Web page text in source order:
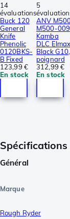
14
évaluations
Buck 120
General
Knife
Phenolic
0120BKS-
B Fixed
123,99 €
En stock
5
ANV
M500-009
Kamba
DLC Elmax
Black G10,
poignard
312,99 €
En stock
Spécifications
Général
Marque
Rough Ryder